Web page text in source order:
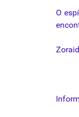
O